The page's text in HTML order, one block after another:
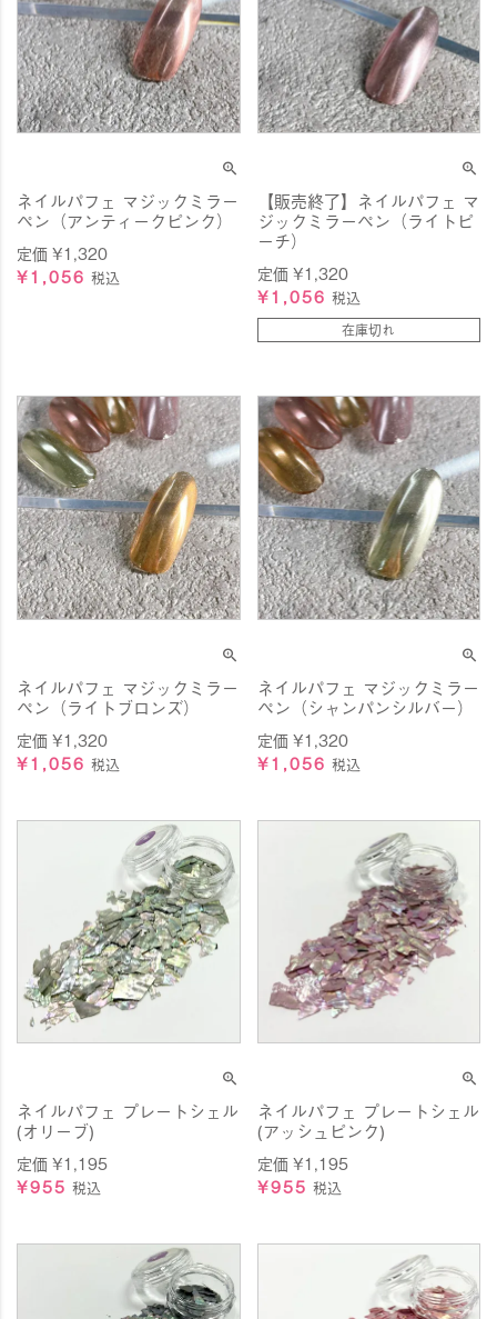
ネイルパフェ マジックミラー
ペン（アンティークピンク）
定価¥1,320
¥1,056 税込
【販売終了】ネイルパフェ マ
ジックミラーペン（ライトピ
ーチ）
定価 ¥1,320
¥1,056 税込
在庫切れ
ネイルパフェ マジックミラー
ペン（ライトブロンズ）
定価¥1,320
¥1,056 税込
ネイルパフェ マジックミラー
ペン（シャンパンシルバー）
定価 ¥1,320
¥1,056 税込
ネイルパフェ プレートシェル
(オリーブ)
定価¥1,195
¥955 税込
ネイルパフェ プレートシェル
(アッシュピンク)
定価 ¥1,195
¥955 税込